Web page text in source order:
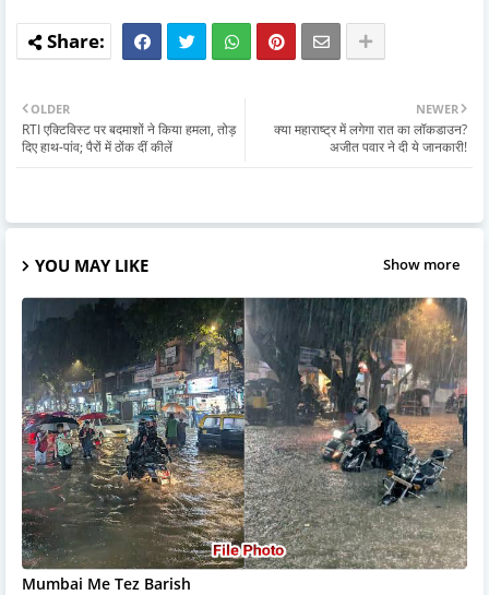
NEWER
क्या महाराष्ट्र में लगेगा रात का लॉकडाउन?
अजीत पवार ने दी ये जानकारी!
OLDER
RTI एक्टिविस्ट पर बदमाशों ने किया हमला, तोड़
दिए हाथ-पांव; पैरों में ठोंक दीं कीलें
YOU MAY LIKE Show more
Mumbai Me Tez Barish